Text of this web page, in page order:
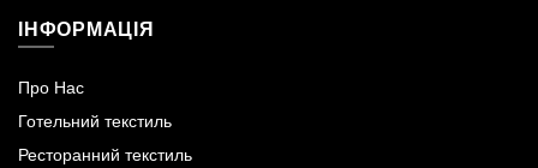
ІНФОРМАЦІЯ
Про Нас
Готельний текстиль
Ресторанний текстиль